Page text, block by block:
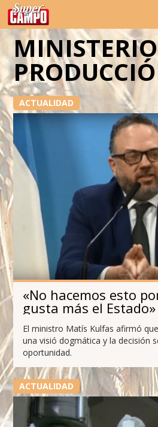
Temas de hoy
ACTUALIDAD
«No hacemos esto
gusta más el Estado»
El ministro Matís Kulfas afirmó
una visió dogmática y la decisión
oportunidad.
ACTUALIDAD